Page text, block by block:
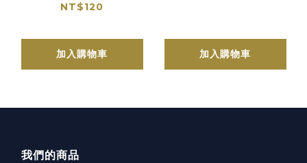
NT$120
加入購物車 加入購物車
我們的商品